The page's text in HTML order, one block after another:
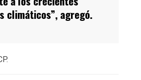
climáticos”, agregó.